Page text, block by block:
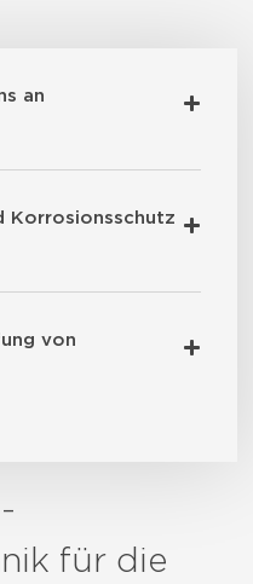
an
Korrosionsschutz
von
für die